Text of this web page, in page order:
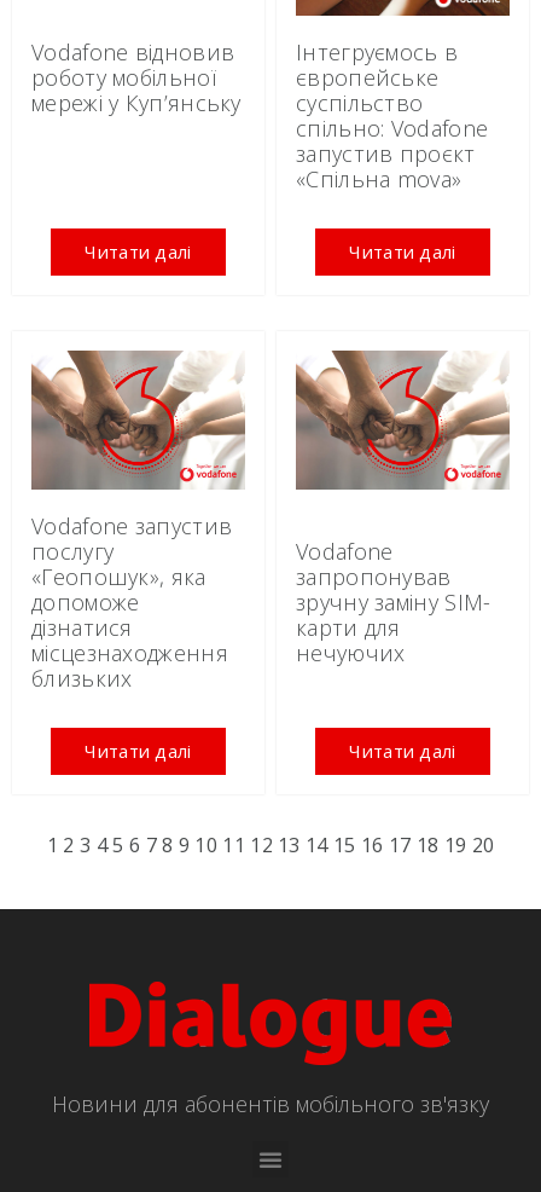
Vodafone відновив
роботу мобільної
мережі у Куп’янську
Читати далі
Інтегруємось в
європейське
суспільство
спільно: Vodafone
запустив проєкт
«Спільна mova»
Читати далі
Vodafone запустив
послугу
«Геопошук», яка
допоможе
дізнатися
місцезнаходження
близьких
Читати далі
Vodafone
запропонував
зручну заміну SIM-
карти для
нечуючих
Читати далі
1 2 3 45 6 78 9 10 11 12 13 14 15 16 17 18 19 20
Новини для абонентів мобільного зв'язку